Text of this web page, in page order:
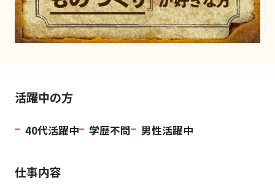
活躍中の方
40代活躍中 学歴不問 男性活躍中
仕事内容